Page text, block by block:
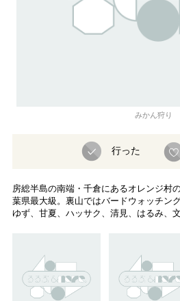
みかん狩り
行った
房総半島の南端・千倉にあるオレンジ村
葉県最大級。裏山ではバードウォッチン
ゆず、甘夏、ハッサク、清見、はるみ、